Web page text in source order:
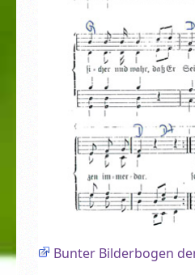
Bunter Bilderbogen